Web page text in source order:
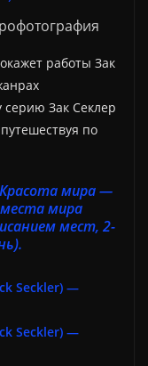
работы Зак
серию Зак Секлер
по
мира —
мира
мест, 2-
Seckler) —
Seckler) —